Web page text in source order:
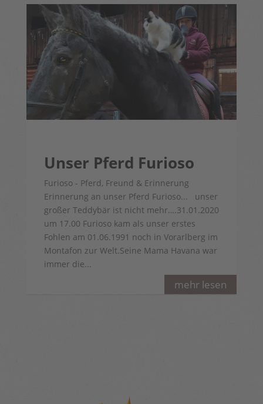
mehr lesen
Unser Pferd Furioso
Furioso - Pferd, Freund & Erinnerung
Erinnerung an unser Pferd Furioso... unser
großer Teddybär ist nicht mehr….31.01.2020
um 17.00 Furioso kam als unser erstes
Fohlen am 01.06.1991 noch in Vorarlberg im
Montafon zur Welt.Seine Mama Havana war
immer die...